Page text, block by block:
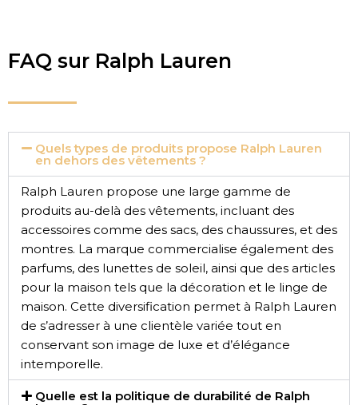
FAQ sur Ralph Lauren
Quels types de produits propose Ralph Lauren
en dehors des vêtements ?
Ralph Lauren propose une large gamme de
produits au-delà des vêtements, incluant des
accessoires comme des sacs, des chaussures, et des
montres. La marque commercialise également des
parfums, des lunettes de soleil, ainsi que des articles
pour la maison tels que la décoration et le linge de
maison. Cette diversification permet à Ralph Lauren
de s’adresser à une clientèle variée tout en
conservant son image de luxe et d’élégance
intemporelle.
Quelle est la politique de durabilité de Ralph